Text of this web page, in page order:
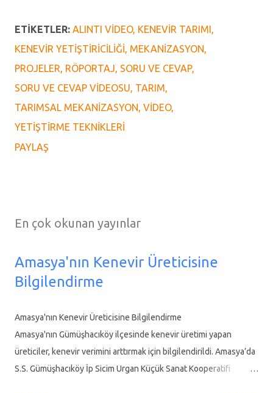
ETIKETLER: ALINTI VIDEO KENEVIR TARIMI
KENEVIR YETIŞTIRICILIĞI MEKANIZASYON
PROJELER RÖPORTAJ SORU VE CEVAP
SORU VE CEVAP VIDEOSU TARIM
TARIMSAL MEKANIZASYON VIDEO
YETIŞTIRME TEKNIKLERI
PAYLAŞ
En çok okunan yayınlar
Amasya'nın Kenevir Üreticisine
Bilgilendirme
Amasya'nın Kenevir Üreticisine Bilgilendirme
Amasya'nın Gümüşhacıköy ilçesinde kenevir üretimi yapan
üreticiler, kenevir verimini arttırmak için bilgilendirildi. Amasya’da
S.S. Gümüşhacıköy İp Sicim Urgan Küçük Sanat Kooperatifi